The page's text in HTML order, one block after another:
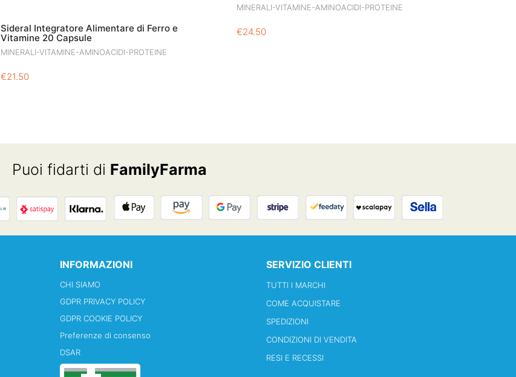
Sideral Integratore Alimentare di Ferro e
Vitamine 20 Capsule
MINERALI-VITAMINE-AMINOACIDI-PROTEINE
€21.50
MINERALI-VITAMINE-AMINOACIDI-PROTEINE
€24.50
Puoi fidarti di FamilyFarma
INFORMAZIONI
CHI SIAMO
GDPR PRIVACY POLICY
GDPR COOKIE POLICY
Preferenze di consenso
DSAR
SERVIZIO CLIENTI
TUTTI I MARCHI
COME ACQUISTARE
SPEDIZIONI
CONDIZIONI DI VENDITA
RESI E RECESSI